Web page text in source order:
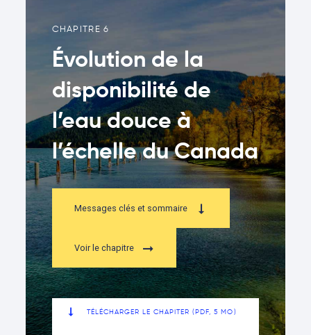
CHAPITRE 6
Évolution de la
disponibilité de
l’eau douce à
l’échelle du Canada
Messages clés et sommaire
Voir le chapitre
TÉLÉCHARGER LE CHAPITER (PDF, 5 MO)